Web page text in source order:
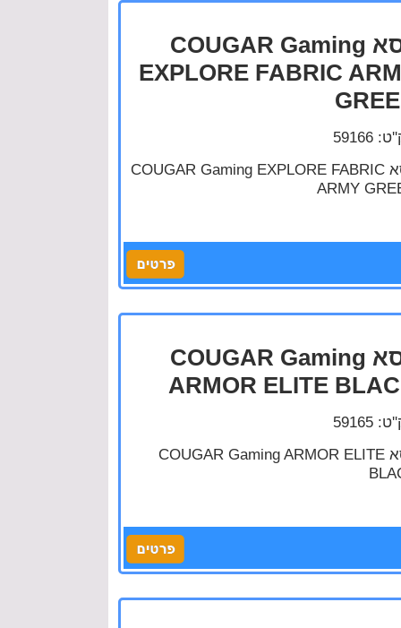
כסא COUGAR Gaming
EXPLORE FABRIC
כסא COUGAR Gaming EXPLORE FABRIC
ARMY
כסא COUGAR Gaming
ARMOR ELITE
כסא COUGAR Gaming ARMOR ELITE